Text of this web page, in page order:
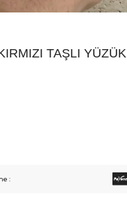
TAŞLI YÜZÜK
: